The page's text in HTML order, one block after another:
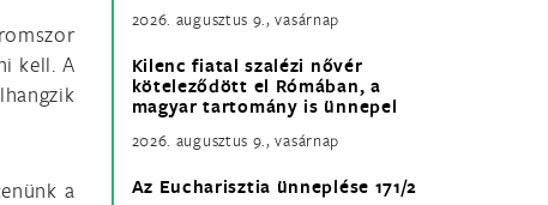
kell. A
a
2026. augusztus 9., vasárnap
Kilenc fiatal szalézi nővér
köteleződött el Rómában, a
magyar tartomány is ünnepel
2026. augusztus 9., vasárnap
Az Eucharisztia ünneplése 171/2